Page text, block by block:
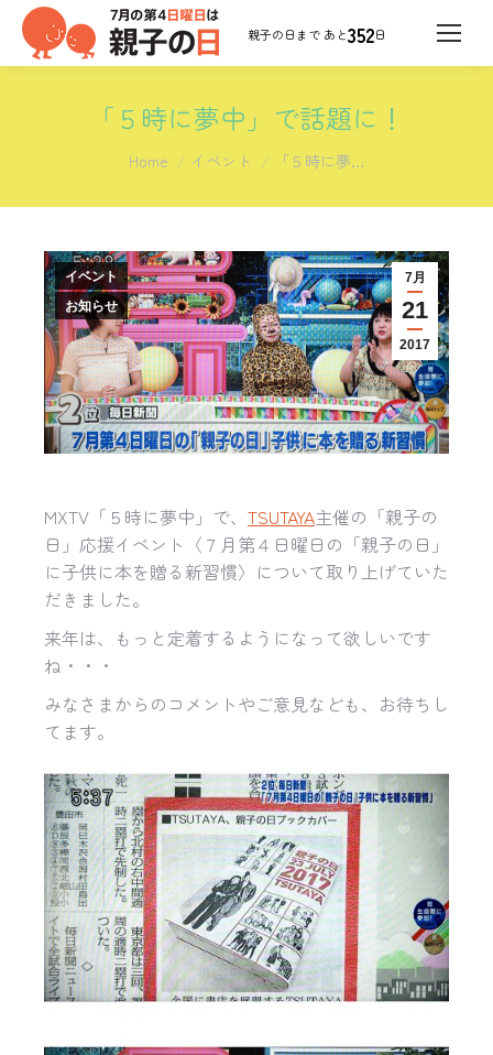
352日
「５時に夢中」で話題に！
You are here:
Home イベント 「５時に夢…
7月
21
2017
イベント
お知らせ
MXTV「５時に夢中」で、 TSUTAYA主催の「親子の
日」応援イベント〈７月第４日曜日の「親子の日」
に子供に本を贈る新習慣〉について取り上げていた
だきました。
来年は、もっと定着するようになって欲しいです
ね・・・
みなさまからのコメントやご意見なども、お待ちし
てます。